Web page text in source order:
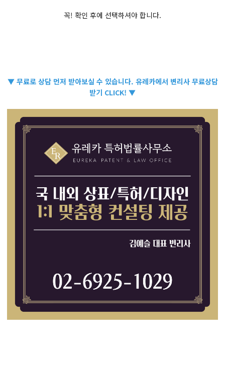
꼭! 확인 후에 선택하셔야 합니다.
▼ 무료로 상담 먼저 받아보실 수 있습니다. 유레카에서 변리사 무료상담
받기 CLICK! ▼